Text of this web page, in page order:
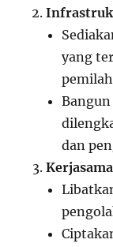
yang
dan